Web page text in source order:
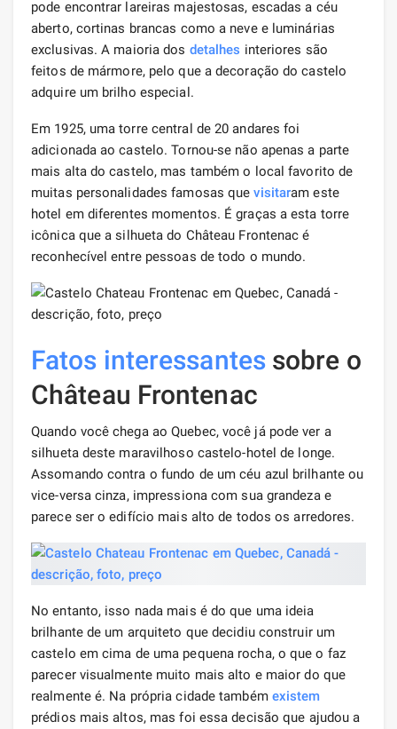
pode encontrar lareiras majestosas, escadas a céu
aberto, cortinas brancas como a neve e luminárias
exclusivas. A maioria dos detalhes interiores são
feitos de mármore, pelo que a decoração do castelo
adquire um brilho especial.
Em 1925, uma torre central de 20 andares foi
adicionada ao castelo. Tornou-se não apenas a parte
mais alta do castelo, mas também o local favorito de
muitas personalidades famosas quevisitaram este
hotel em diferentes momentos. É graças a esta torre
icônica que a silhueta do Château Frontenac é
reconhecível entre pessoas de todo o mundo.
Fatos interessantessobre o
Château Frontenac
Quando você chega ao Quebec, você já pode ver a
silhueta deste maravilhoso castelo-hotel de longe.
Assomando contra o fundo de um céu azul brilhante ou
vice-versa cinza, impressiona com sua grandeza e
parece ser o edifício mais alto de todos os arredores.
No entanto, isso nada mais é do que uma ideia
brilhante de um arquiteto que decidiu construir um
castelo em cima de uma pequena rocha, o que o faz
parecer visualmente muito mais alto e maior do que
realmente é. Na própria cidade também existem
prédios mais altos, mas foi essa decisão que ajudou a